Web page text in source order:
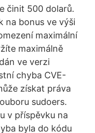
činit 500 dolarů.
na bonus ve výši
maximální
maximálně
ve verzi
chyba CVE-
získat práva
sudoers.
v příspěvku na
byla do kódu